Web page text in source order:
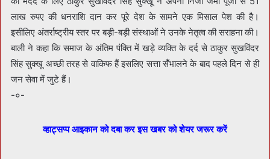
लाख रुपए की धनराशि दान कर पूरे देश के सामने एक मिसाल पेश की है।
इसीलिए अंतर्राष्ट्रीय स्तर पर बड़ी-बड़ी संस्थाओं ने उनके नेतृत्व की सराहना की।
बाली ने कहा कि समाज के अंतिम पंक्ति में खड़े व्यक्ति के दर्द से ठाकुर सुखविंदर
सिंह सुक्खू अच्छी तरह से वाकिफ हैं इसलिए सत्ता सँभालने के बाद पहले दिन से ही
जन सेवा में जुटे हैं।
-०-
व्हाट्सप्प आइकान को दबा कर इस खबर को शेयर जरूर करें